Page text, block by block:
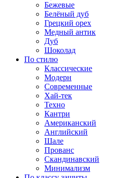
Бежевые
Белёный дуб
Грецкий орех
Медный антик
Дуб
Шоколад
По стилю
Классические
Модерн
Современные
Хай-тек
Техно
Кантри
Американский
Английский
Шале
Прованс
Скандинавский
Минимализм